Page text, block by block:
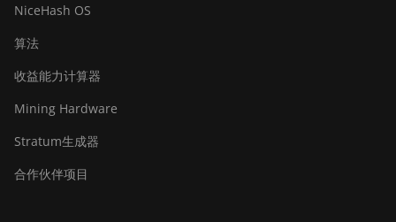
NiceHash OS
算法
收益能力计算器
Mining Hardware
Stratum生成器
合作伙伴项目